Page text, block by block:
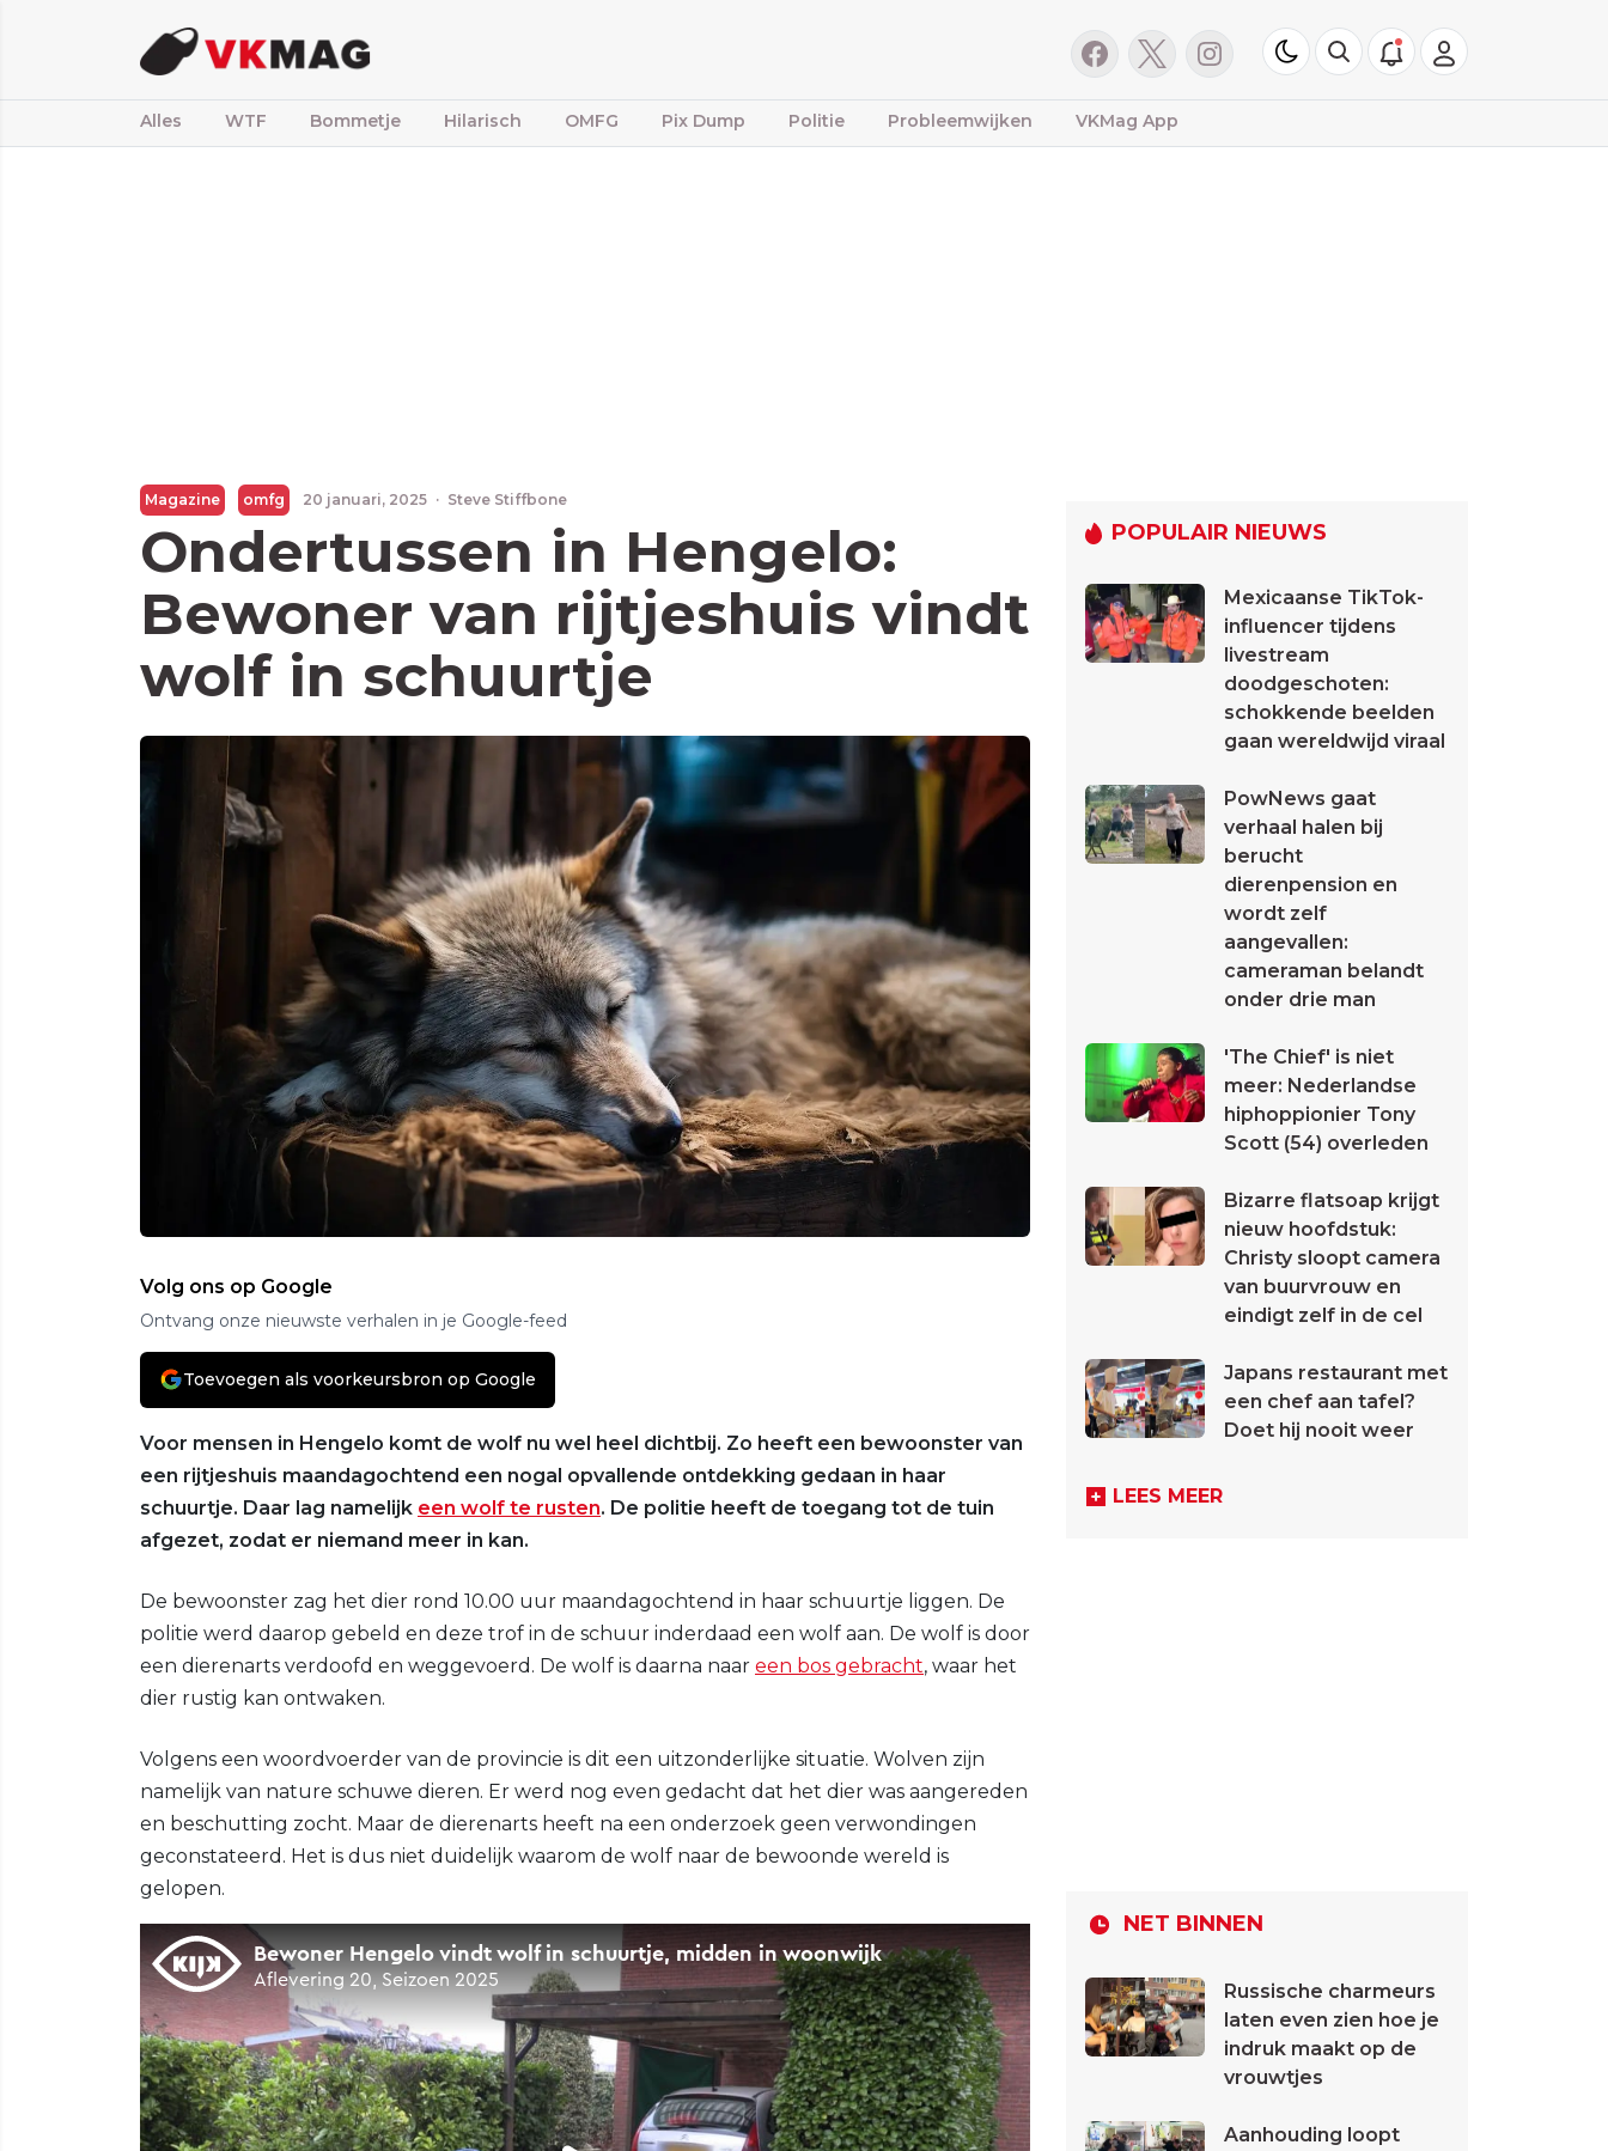
Alles WTF Bommetje Hilarisch OMFG Pix Dump Politie Probleemwijken VKMag App
Magazine omfg 20 januari, 2025 · Steve Stiffbone
Ondertussen in Hengelo:
Bewoner van rijtjeshuis vindt
wolf in schuurtje
Volg ons op Google
Ontvang onze nieuwste verhalen in je Google-feed
Toevoegen als voorkeursbron op Google
Voor mensen in Hengelo komt de wolf nu wel heel dichtbij. Zo heeft een bewoonster van
een rijtjeshuis maandagochtend een nogal opvallende ontdekking gedaan in haar
schuurtje. Daar lag namelijk een wolf te rusten. De politie heeft de toegang tot de tuin
afgezet, zodat er niemand meer in kan.
De bewoonster zag het dier rond 10.00 uur maandagochtend in haar schuurtje liggen. De
politie werd daarop gebeld en deze trof in de schuur inderdaad een wolf aan. De wolf is door
een dierenarts verdoofd en weggevoerd. De wolf is daarna naar een bos gebracht, waar het
dier rustig kan ontwaken.
Volgens een woordvoerder van de provincie is dit een uitzonderlijke situatie. Wolven zijn
namelijk van nature schuwe dieren. Er werd nog even gedacht dat het dier was aangereden
en beschutting zocht. Maar de dierenarts heeft na een onderzoek geen verwondingen
geconstateerd. Het is dus niet duidelijk waarom de wolf naar de bewoonde wereld is
gelopen.
POPULAIR NIEUWS
Mexicaanse TikTok-
influencer tijdens
livestream
doodgeschoten:
schokkende beelden
gaan wereldwijd viraal
PowNews gaat
verhaal halen bij
berucht
dierenpension en
wordt zelf
aangevallen:
cameraman belandt
onder drie man
'The Chief' is niet
meer: Nederlandse
hiphoppionier Tony
Scott (54) overleden
Bizarre flatsoap krijgt
nieuw hoofdstuk:
Christy sloopt camera
van buurvrouw en
eindigt zelf in de cel
Japans restaurant met
een chef aan tafel?
Doet hij nooit weer
LEES MEER
NET BINNEN
Russische charmeurs
laten even zien hoe je
indruk maakt op de
vrouwtjes
Aanhouding loopt